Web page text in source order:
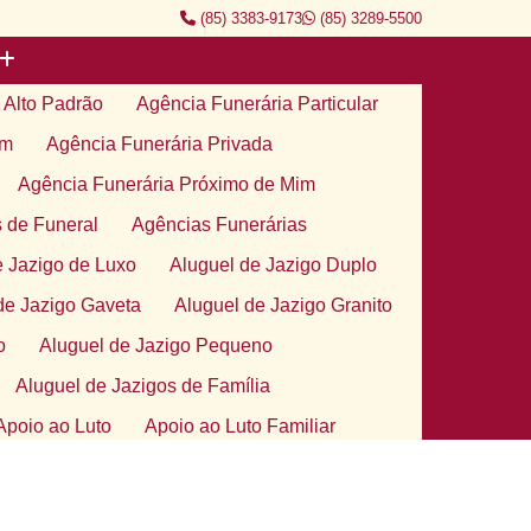
(85) 3383-9173 (85) 3289-5500
Padrão
Agência Funerária Particular
Agência Funerária Privada
Agência Funerária Próximo de Mim
Funeral
Agências Funerárias
Jazigo de Luxo
Aluguel de Jazigo Duplo
Jazigo Gaveta
Aluguel de Jazigo Granito
Aluguel de Jazigo Pequeno
Aluguel de Jazigos de Família
ao Luto
Apoio ao Luto Familiar